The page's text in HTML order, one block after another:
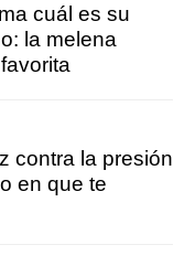
cuál es su
la melena
contra la presión
en que te